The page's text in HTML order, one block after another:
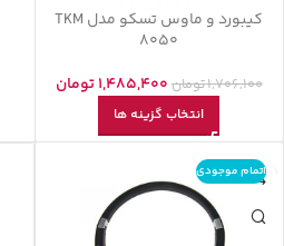
کیبورد و ماوس تسکو مدل TKM
8050
1,706,100تومان 1,485,400تومان
انتخاب گزینه ها
اتمام موجودی